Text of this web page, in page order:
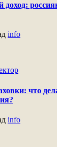
доход:
info
что
info